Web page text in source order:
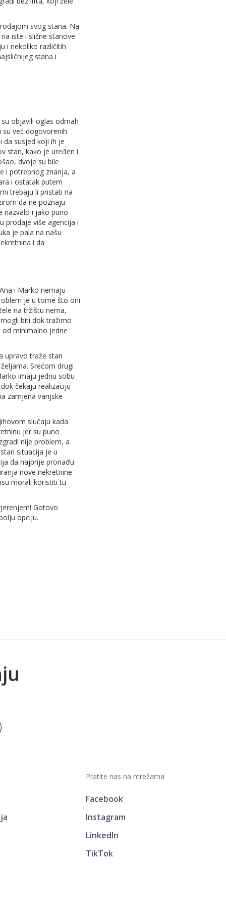
svog stana. Na
iste i slične stanove
i nekoliko različitih
stana i
objavili oglas odmah
već dogovorenih
da susjed koji ih je
stan, kako je uređen i
dvoje su bile
i potrebnog znanja, a
i ostatak putem
trebaju li pristati na
da ne poznaju
nazvalo i jako puno
prodaje više agencija i
je pala na našu
i da
i Marko nemaju
je u tome što oni
na tržištu nema,
biti dok tražimo
minimalno jedne
upravo traže stan
Srećom drugi
imaju jednu sobu
čekaju realizaciju
zamjena vanjske
slučaju kada
jer su puno
nije problem, a
situacija je u
da najprije pronađu
nove nekretnine
morali koristiti tu
Gotovo
opciju.
Pratite nas na mrežama
Facebook
Instagram
LinkedIn
TikTok